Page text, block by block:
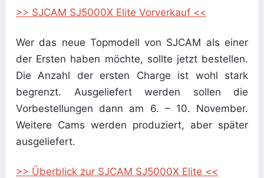
>> SJCAM SJ5000X Elite Vorverkauf <<
Wer das neue Topmodell von SJCAM als einer
der Ersten haben möchte, sollte jetzt bestellen.
Die Anzahl der ersten Charge ist wohl stark
begrenzt. Ausgeliefert werden sollen die
Vorbestellungen dann am 6. – 10. November.
Weitere Cams werden produziert, aber später
ausgeliefert.
>> Überblick zur SJCAM SJ5000X Elite <<